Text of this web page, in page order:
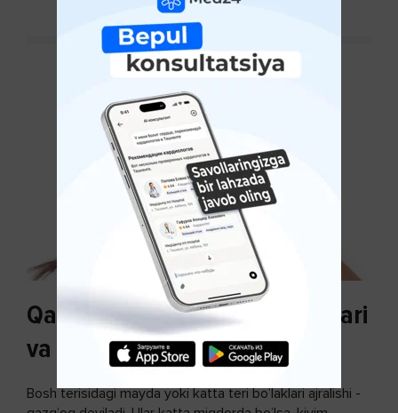
Qazg'oq paydo bo'lishi sabablari
va uni davolash
Bosh terisidagi mayda yoki katta teri bo’laklari ajralishi -